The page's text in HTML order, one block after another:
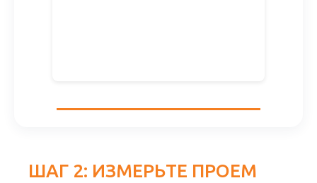
ШАГ 2: ИЗМЕРЬТЕ ПРОЕМ